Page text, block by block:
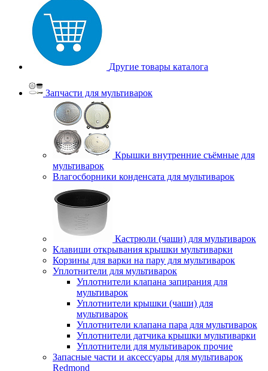
Другие товары каталога
Запчасти для мультиварок
Крышки внутренние съёмные для
мультиварок
Влагосборники конденсата для мультиварок
Кастрюли (чаши) для мультиварок
Клавиши открывания крышки мультиварки
Корзины для варки на пару для мультиварок
Уплотнители для мультиварок
Уплотнители клапана запирания для
мультиварок
Уплотнители крышки (чаши) для
мультиварок
Уплотнители клапана пара для мультиварок
Уплотнители датчика крышки мультиварки
Уплотнители для мультиварок прочие
Запасные части и аксессуары для мультиварок
Redmond